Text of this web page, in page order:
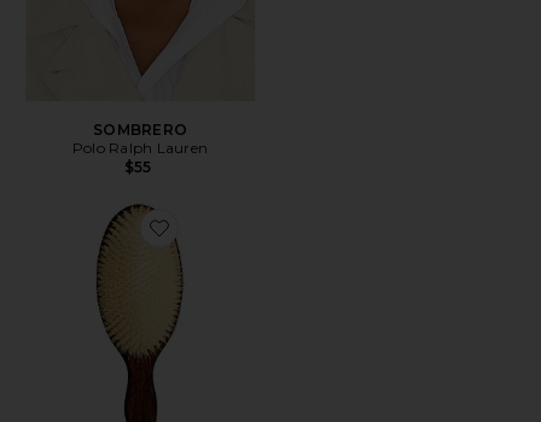
SOMBRERO
Polo Ralph Lauren
$55
Favorite EL CEPILLO DE SIRENA ESENCIAL DE